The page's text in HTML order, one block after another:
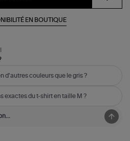
EN BOUTIQUE
d'autres couleurs que le gris ?
exactes du t-shirt en taille M ?